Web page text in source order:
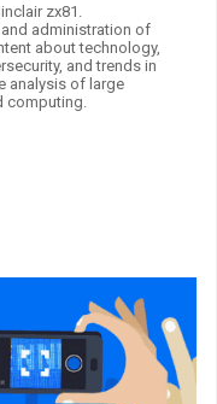
zx81.
administration of
about technology,
and trends in
analysis of large
computing.